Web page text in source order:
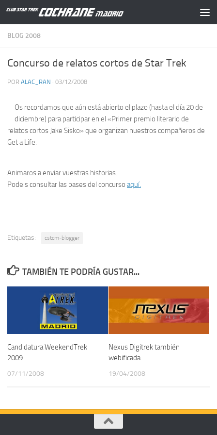
Saltar al contenido
BLOG 2008
Concurso de relatos cortos de Star Trek
POR ALAC_RAN · 03/12/2008
Os recordamos que aún está abierto el plazo (hasta el día 20 de
diciembre) para participar en el «Primer premio literario de
relatos cortos Jake Sisko» que organizan nuestros compañeros de
Get a Life.
Animaros a enviar vuestras historias.
Podeis consultar las bases del concurso aquí.
Etiquetas: cstcm-blogger
TAMBIÉN TE PODRÍA GUSTAR...
Candidatura WeekendTrek
2009
07/11/2008
Nexus Digitrek también
webificada
19/04/2008